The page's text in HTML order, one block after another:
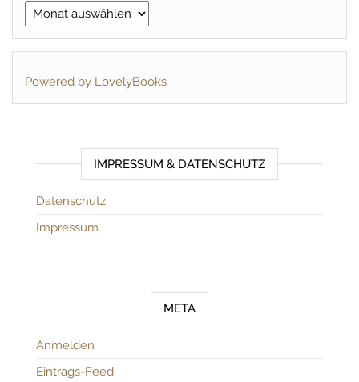
Archiv
Powered by LovelyBooks
IMPRESSUM & DATENSCHUTZ
Datenschutz
Impressum
META
Anmelden
Eintrags-Feed